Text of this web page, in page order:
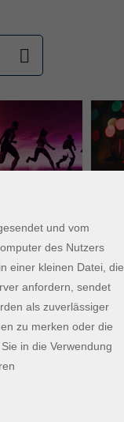
und vom
des Nutzers
einer kleinen Datei, die
anfordern, sendet
als zuverlässiger
zu merken oder die
in die Verwendung